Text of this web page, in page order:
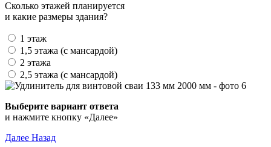
Сколько этажей планируется
и какие размеры здания?
1 этаж
1,5 этажа (с мансардой)
2 этажа
2,5 этажа (с мансардой)
Выберите вариант ответа
и нажмите кнопку «Далее»
Далее Назад